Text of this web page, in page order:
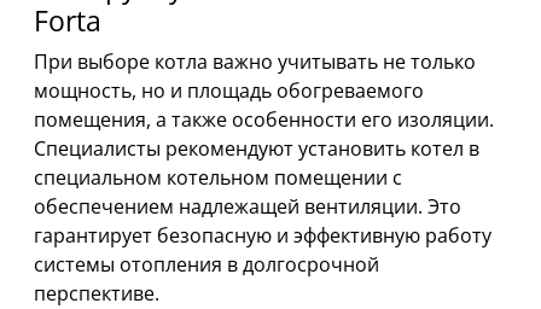
Forta
При выборе котла важно учитывать не только
мощность, но и площадь обогреваемого
помещения, а также особенности его изоляции.
Специалисты рекомендуют установить котел в
специальном котельном помещении с
обеспечением надлежащей вентиляции. Это
гарантирует безопасную и эффективную работу
системы отопления в долгосрочной
перспективе.